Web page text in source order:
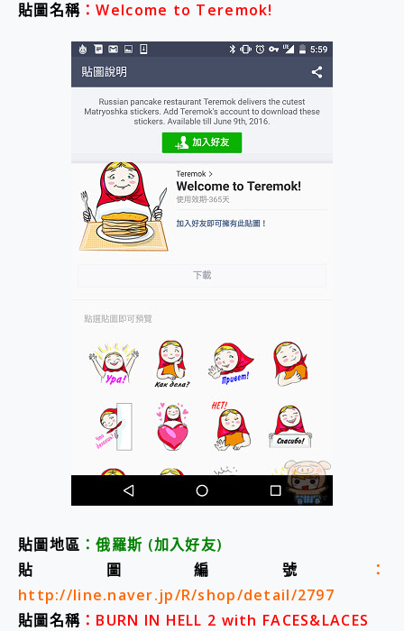
貼圖名稱 ：Welcome to Teremok!
貼圖地區 ：俄羅斯 (加入好友)
貼圖編號
：
http://line.naver.jp/R/shop/detail/2797
貼圖名稱 ：BURN IN HELL 2 with FACES&LACES